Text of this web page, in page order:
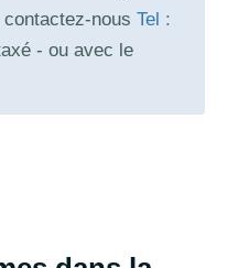
nous Tel :
- ou avec le